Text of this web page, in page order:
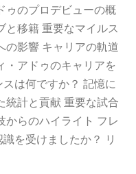
ゥのプロデビューの概
と移籍 重要なマイルス
の影響 キャリアの軌道
・アドゥのキャリアを
は何ですか？ 記憶に
統計と貢献 重要な試合
からのハイライト フレ
を受けましたか？ リ